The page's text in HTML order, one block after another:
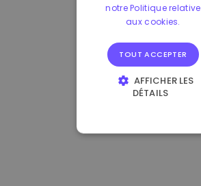
notre Politique relative
aux cookies.
TOUT ACCEPTER
AFFICHER LES
DÉTAILS